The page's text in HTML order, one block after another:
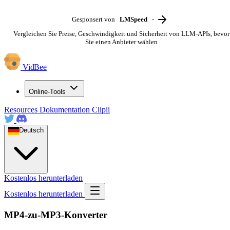
Gesponsert von LMSpeed -
Vergleichen Sie Preise, Geschwindigkeit und Sicherheit von LLM-APIs, bevor
Sie einen Anbieter wählen
VidBee
Online-Tools
Resources Dokumentation Clipii
Deutsch
Kostenlos herunterladen
Kostenlos herunterladen
MP4-zu-MP3-Konverter